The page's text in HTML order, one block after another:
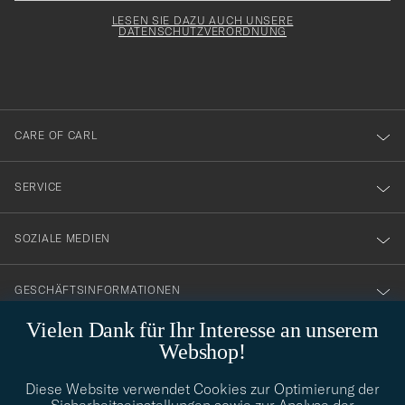
Vielen Dank für Ihr Interesse an unserem
Webshop!
Diese Website verwendet Cookies zur Optimierung der
för
dig
till
vårt
nyhetsbrev!
LESEN SIE DAZU AUCH UNSERE
DATENSCHUTZVERORDNUNG
CARE OF CARL
SERVICE
SOZIALE MEDIEN
GESCHÄFTSINFORMATIONEN
Benötigen Sie Hilfe bei der Suche nach Ihrem persönlichen Stil?